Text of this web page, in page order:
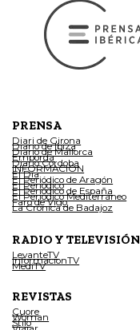
PRENSA
Diari de Girona
Diario de Ibiza
Diario de Mallorca
Empordà
Diario Córdoba
INFORMACIÓN
El Día
El Periódico de Aragón
El Periódico
El Periódico de España
El Periódico Mediterráneo
Faro de Vigo
La Crónica de Badajoz
RADIO Y TELEVISIÓN
LevanteTV
InformacionTV
MediTV
REVISTAS
Cuore
Woman
Stilo